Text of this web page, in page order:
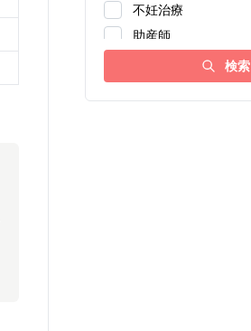
不妊治療
助産師
アドバンス助産師
女性医師
検索